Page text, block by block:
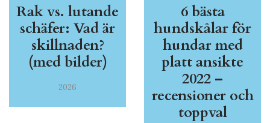
Rak vs. lutande
schäfer: Vad är
skillnaden?
(med bilder)
2026
6 bästa
hundskålar för
hundar med
platt ansikte
2022 –
recensioner och
toppval